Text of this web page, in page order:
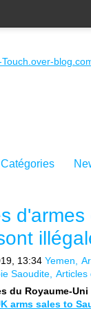
Catégories
13:34 Yemen
Saoudite Articles
du Royaume-
arms sales to